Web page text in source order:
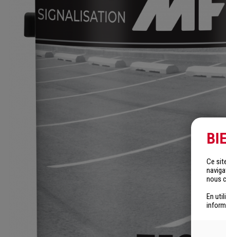
Ce
nous
En